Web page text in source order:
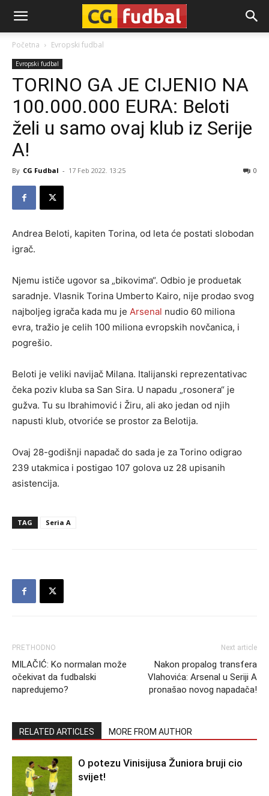
CG-
Fudbal
Početna Evropski fudbal
Evropski fudbal
TORINO GA JE CIJENIO NA
100.000.000 EURA: Beloti
želi u samo ovaj klub iz Serije
A!
By CG Fudbal - 17 Feb 2022. 13:25 0
Andrea Beloti, kapiten Torina, od leta će postati slobodan
igrač.
Njemu ističe ugovor sa „bikovima“. Odbio je produetak
saradnje. Vlasnik Torina Umberto Kairo, nije prodao svog
najboljeg igrača kada mu je Arsenal nudio 60 miliona
evra, tražio je celih 100 miliona evropskih novčanica, i
pogrešio.
Beloti je veliki navijač Milana. Italijanski reprezentativac
čeka poziv kluba sa San Sira. U napadu „rosonera“ je
gužva. Tu su Ibrahimović i Žiru, ali ako jedan od njih
napusti klub, otvoriće se prostor za Belotija.
Ovaj 28-godišnji napadač do sada je za Torino odigrao
239 utakmica i postigao 107 golova uz 28 upisanih
asistencija.
TAG Seria A
PRETHODNO
MILAČIĆ: Ko normalan može
očekivat da fudbalski
napredujemo?
Next article
Nakon propalog transfera
Vlahovića: Arsenal u Seriji A
pronašao novog napadača!
RELATED ARTICLES MORE FROM AUTHOR
O potezu Vinisijusa Žuniora bruji cio
svijet!